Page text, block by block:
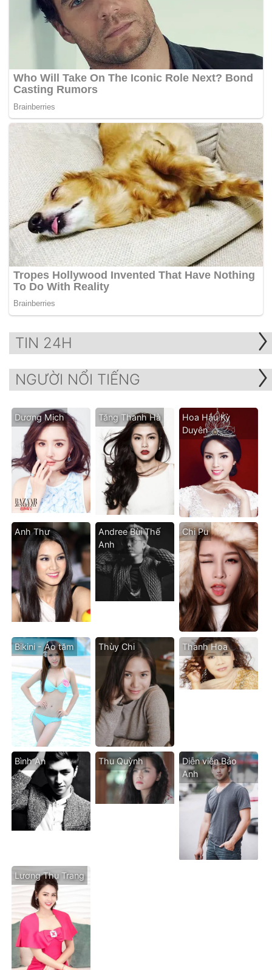
TIN 24H
NGƯỜI NỔI TIẾNG
Dương Mịch Tăng Thanh Hà
Hoa Hậu Kỳ
Duyên
Anh Thư
Andree Bùi Thế
Anh
Chi Pu
Bikini - Áo tăm Thùy Chi Thanh Hoa
Bình An Thu Quỳnh
Diễn viên Bảo
Anh
Lương Thu Trang